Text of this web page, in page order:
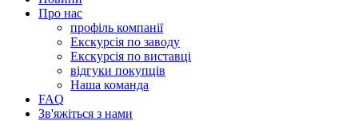
Про нас
профіль компанії
Екскурсія по заводу
Екскурсія по виставці
відгуки покупців
Наша команда
FAQ
Зв'яжіться з нами